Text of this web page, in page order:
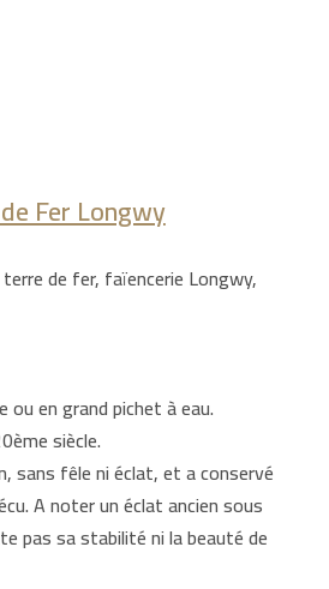
Fer Longwy
de fer, faïencerie Longwy,
ou en grand pichet à eau.
siècle.
sans fêle ni éclat, et a conservé
A noter un éclat ancien sous
pas sa stabilité ni la beauté de